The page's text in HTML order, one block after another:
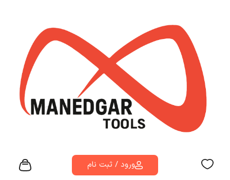
ورود / ثبت نام